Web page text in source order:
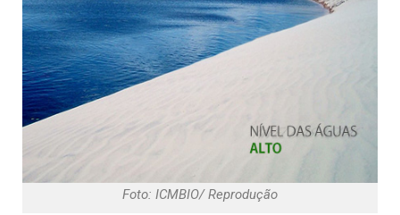
Foto: ICMBIO/ Reprodução